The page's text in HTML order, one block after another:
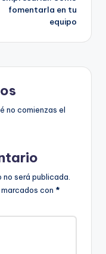
fomentarla en tu
equipo
no comienzas el
será publicada.
con *